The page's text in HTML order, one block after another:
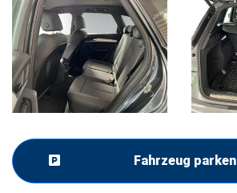
Fahrzeug parken